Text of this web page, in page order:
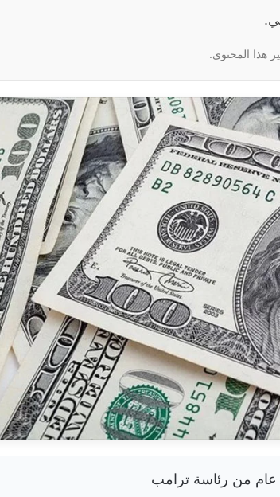
هذا المحتوى.